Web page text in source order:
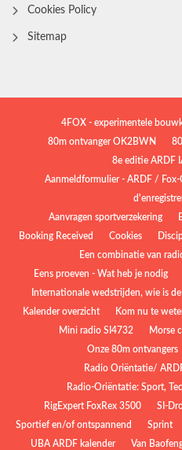
Cookies Policy
Sitemap
4FOX - experimentele
80m ontvanger OK2BWN
8e editie ARDF
Aanmeldformulier - ARDF /
Aanvragen sportverzekering
Booking Received
Cookies
Een combinatie van
Eens proeven - Wat heb je nodig
Internationale wedstrijden, wie is
Kalender overzicht
Kom nu te
Mini radio SI4732
Morse
Onze 80m ontvangers
Radio Oriëntatie/
Radio‑Oriëntatie: Sport,
RigExpert FoxRex 3500
SI-
Sportief en/of ontspannend
Sprint
UBA ARDF kalender
Van